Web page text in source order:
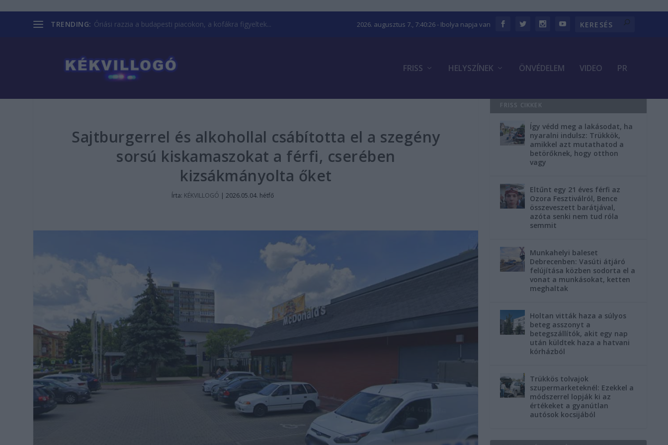
TRENDING: Óriási razzia a budapesti piacokon, a kofákra figyeltek... 2026. augusztus 7., 7:40:27- Ibolya napja van
FRISS HELYSZÍNEK ÖNVÉDELEM VIDEO PR
Sajtburgerrel és alkohollal csábította el a szegény
sorsú kiskamaszokat a férfi, cserében
kizsákmányolta őket
Írta: KÉKVILLOGÓ |2026.05.04. hétfő
FRISS CIKKEK
Így védd meg a lakásodat, ha
nyaralni indulsz: Trükkök,
amikkel azt mutathatod a
betörőknek, hogy otthon
vagy
Eltűnt egy 21 éves férfi az
Ozora Fesztiválról, Bence
összeveszett barátjával,
azóta senki nem tud róla
semmit
Munkahelyi baleset
Debrecenben: Vasúti átjáró
felújítása közben sodorta el a
vonat a munkásokat, ketten
meghaltak
Holtan vitták haza a súlyos
beteg asszonyt a
betegszállítók, akit egy nap
után küldtek haza a hatvani
kórházból
Trükkös tolvajok
szupermarketeknél: Ezekkel a
módszerrel lopják ki az
értékeket a gyanútlan
autósok kocsijából